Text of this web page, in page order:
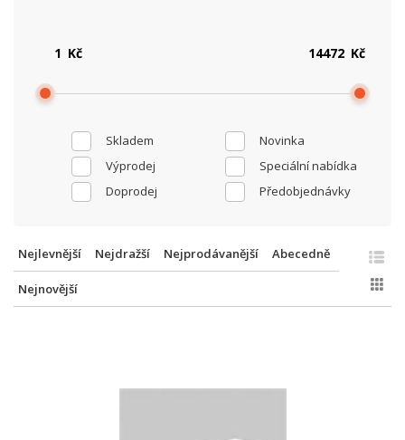
Skladem
Novinka
Výprodej
Speciální nabídka
Doprodej
Předobjednávky
Kč Kč
Nejlevnější Nejdražší Nejprodávanější Abecedně
Nejnovější